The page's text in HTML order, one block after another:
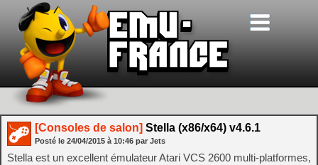
[Consoles de salon] Stella (x86/x64) v4.6.1
Posté le 24/04/2015 à 10:46 par Jets
Stella est un excellent émulateur Atari VCS 2600 multi-platformes,